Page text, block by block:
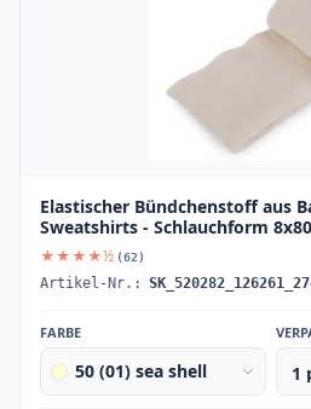
Elastischer Bündchenstoff aus
Sweatshirts - Schlauchform
★★★★½ (62)
Artikel-Nr.:
FARBE
50 (01) sea shell